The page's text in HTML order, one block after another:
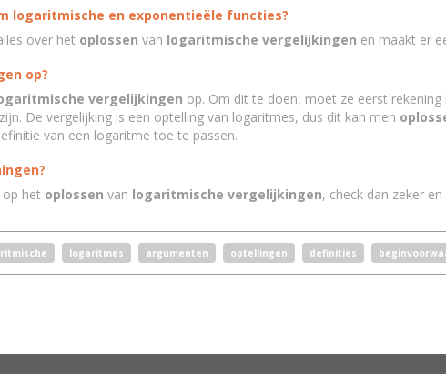
logaritmische en exponentieële functies?
over het oplossen van logaritmische vergelijkingen en maakt er
op?
vergelijkingen op. Om dit te doen, moet ze eerst
De vergelijking is een optelling van logaritmes, dus dit kan men
van een logaritme toe te passen.
het oplossen van logaritmische vergelijkingen, check dan zeker
logaritmes argumenten optellingen definities